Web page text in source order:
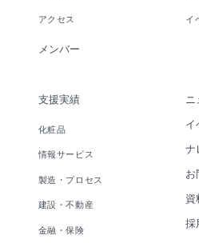
アクセス
メンバー
イ
支援実績
化粧品
情報サービス
製造・プロセス
建設・不動産
金融・保険
ニ
イ
ナ
お
資
採